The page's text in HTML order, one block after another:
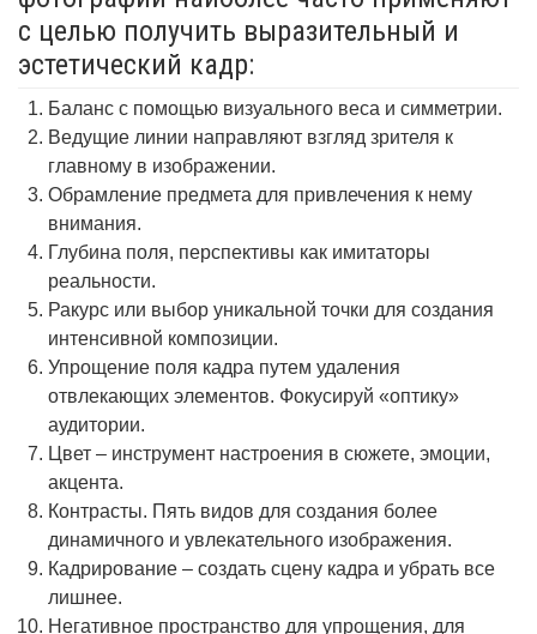
с целью получить выразительный и
эстетический кадр:
Баланс с помощью визуального веса и симметрии.
Ведущие линии направляют взгляд зрителя к
главному в изображении.
Обрамление предмета для привлечения к нему
внимания.
Глубина поля, перспективы как имитаторы
реальности.
Ракурс или выбор уникальной точки для создания
интенсивной композиции.
Упрощение поля кадра путем удаления
отвлекающих элементов. Фокусируй «оптику»
аудитории.
Цвет – инструмент настроения в сюжете, эмоции,
акцента.
Контрасты. Пять видов для создания более
динамичного и увлекательного изображения.
Кадрирование – создать сцену кадра и убрать все
лишнее.
Негативное пространство для упрощения, для